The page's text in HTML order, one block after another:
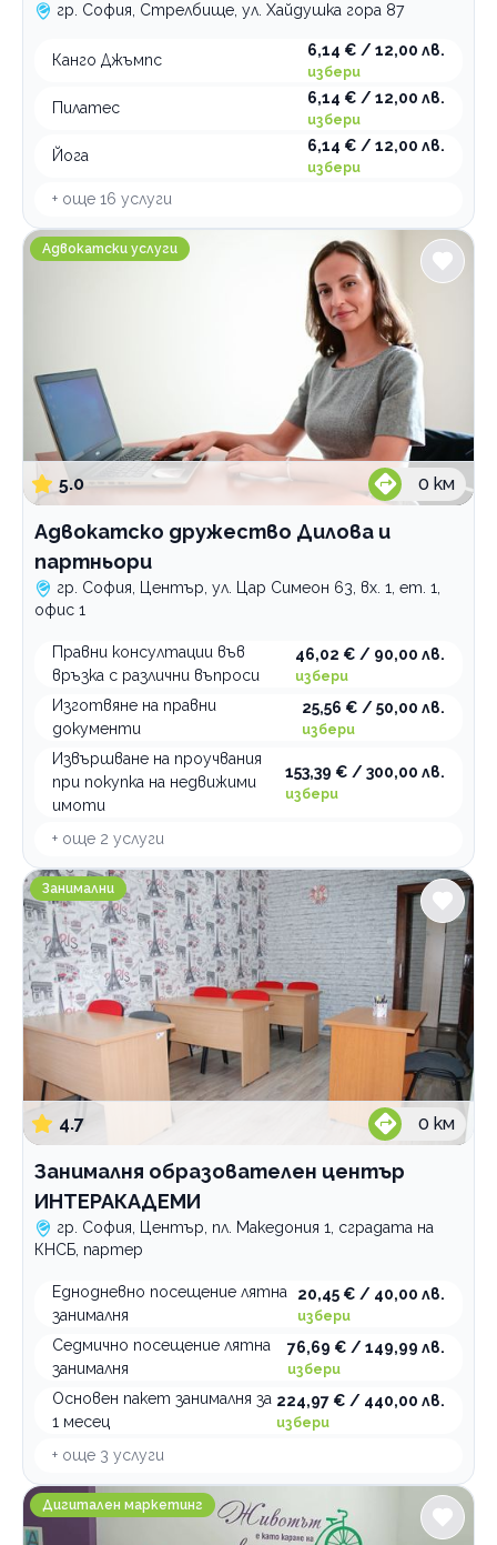
гр. София, Стрелбище, ул. Хайдушка гора 87
Канго Джъмпс
6,14 € / 12,00 лв.
избери
Пилатес
6,14 € / 12,00 лв.
избери
Йога
6,14 € / 12,00 лв.
избери
+ още 16 услуги
Адвокатско дружество Дилова и партньори
Адвокатски услуги
5.0 0 км
Адвокатско дружество Дилова и
партньори
гр. София, Център, ул. Цар Симеон 63, вх. 1, ет. 1,
офис 1
Правни консултации във
връзка с различни въпроси
46,02 € / 90,00 лв.
избери
Изготвяне на правни
документи
25,56 € / 50,00 лв.
избери
Извършване на проучвания
при покупка на недвижими
имоти
153,39 € / 300,00 лв.
избери
+ още 2 услуги
Занималня образователен център ИНТЕРАКАДЕМИ
Занимални
4.7 0 км
Занималня образователен център
ИНТЕРАКАДЕМИ
гр. София, Център, пл. Македония 1, сградата на
КНСБ, партер
Еднодневно посещение лятна
занималня
20,45 € / 40,00 лв.
избери
Седмично посещение лятна
занималня
76,69 € / 149,99 лв.
избери
Основен пакет занималня за
1 месец
224,97 € / 440,00 лв.
избери
+ още 3 услуги
Reshenia.com
Дигитален маркетинг